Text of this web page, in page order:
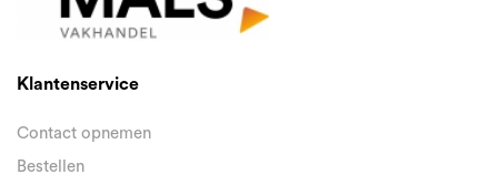
Klantenservice
Contact opnemen
Bestellen